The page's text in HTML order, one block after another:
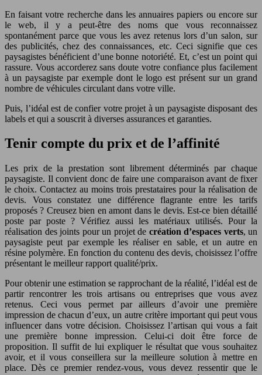
En faisant votre recherche dans les annuaires papiers ou encore sur
le web, il y a peut-être des noms que vous reconnaissez
spontanément parce que vous les avez retenus lors d’un salon, sur
des publicités, chez des connaissances, etc. Ceci signifie que ces
paysagistes bénéficient d’une bonne notoriété. Et, c’est un point qui
rassure. Vous accorderez sans doute votre confiance plus facilement
à un paysagiste par exemple dont le logo est présent sur un grand
nombre de véhicules circulant dans votre ville.
Puis, l’idéal est de confier votre projet à un paysagiste disposant des
labels et qui a souscrit à diverses assurances et garanties.
Tenir compte du prix et de l’affinité
Les prix de la prestation sont librement déterminés par chaque
paysagiste. Il convient donc de faire une comparaison avant de fixer
le choix. Contactez au moins trois prestataires pour la réalisation de
devis. Vous constatez une différence flagrante entre les tarifs
proposés ? Creusez bien en amont dans le devis. Est-ce bien détaillé
poste par poste ? Vérifiez aussi les matériaux utilisés. Pour la
réalisation des joints pour un projet de création d’espaces verts, un
paysagiste peut par exemple les réaliser en sable, et un autre en
résine polymère. En fonction du contenu des devis, choisissez l’offre
présentant le meilleur rapport qualité/prix.
Pour obtenir une estimation se rapprochant de la réalité, l’idéal est de
partir rencontrer les trois artisans ou entreprises que vous avez
retenus. Ceci vous permet par ailleurs d’avoir une première
impression de chacun d’eux, un autre critère important qui peut vous
influencer dans votre décision. Choisissez l’artisan qui vous a fait
une première bonne impression. Celui-ci doit être force de
proposition. Il suffit de lui expliquer le résultat que vous souhaitez
avoir, et il vous conseillera sur la meilleure solution à mettre en
place. Dès ce premier rendez-vous, vous devez ressentir que le